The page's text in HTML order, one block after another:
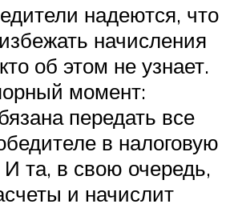
надеются, что
начисления
об этом не узнает.
момент:
передать все
в налоговую
та, в свою очередь,
и начислит